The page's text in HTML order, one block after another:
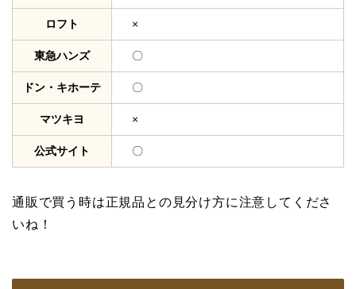
ロフト ×
東急ハンズ 〇
ドン・キホーテ 〇
マツキヨ ×
公式サイト 〇
通販で買う時は正規品との見分け方に注意してくださ
いね！